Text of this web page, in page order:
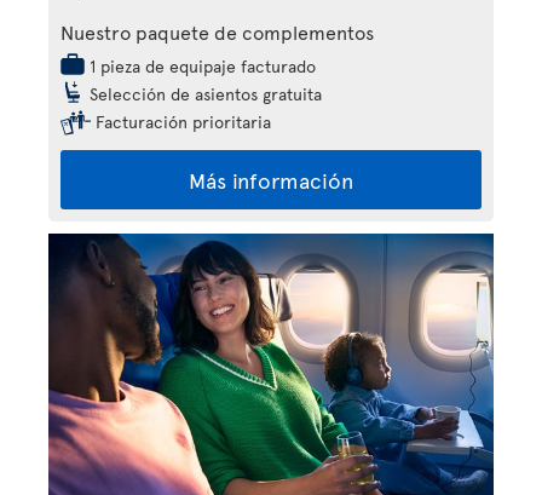
Nuestro paquete de complementos
1 pieza de equipaje facturado
Selección de asientos gratuita
Facturación prioritaria
Más información